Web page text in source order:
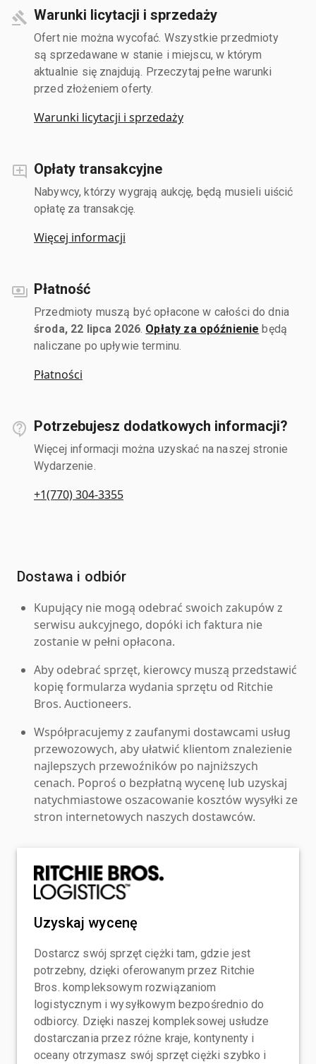
Warunki licytacji i sprzedaży
Ofert nie można wycofać. Wszystkie przedmioty
są sprzedawane w stanie i miejscu, w którym
aktualnie się znajdują. Przeczytaj pełne warunki
przed złożeniem oferty.
Warunki licytacji i sprzedaży
Opłaty transakcyjne
Nabywcy, którzy wygrają aukcję, będą musieli uiścić
opłatę za transakcję.
Więcej informacji
Płatność
Przedmioty muszą być opłacone w całości do dnia
środa, 22 lipca 2026 Opłaty za opóźnienie będą
naliczane po upływie terminu.
Płatności
Potrzebujesz dodatkowych informacji?
Więcej informacji można uzyskać na naszej stronie
Wydarzenie.
+1(770) 304-3355
Dostawa i odbiór
Kupujący nie mogą odebrać swoich zakupów z
serwisu aukcyjnego, dopóki ich faktura nie
zostanie w pełni opłacona.
Aby odebrać sprzęt, kierowcy muszą przedstawić
kopię formularza wydania sprzętu od Ritchie
Bros. Auctioneers.
Współpracujemy z zaufanymi dostawcami usług
przewozowych, aby ułatwić klientom znalezienie
najlepszych przewoźników po najniższych
cenach. Poproś o bezpłatną wycenę lub uzyskaj
natychmiastowe oszacowanie kosztów wysyłki ze
stron internetowych naszych dostawców.
Uzyskaj wycenę
Dostarcz swój sprzęt ciężki tam, gdzie jest
potrzebny, dzięki oferowanym przez Ritchie
Bros. kompleksowym rozwiązaniom
logistycznym i wysyłkowym bezpośrednio do
odbiorcy. Dzięki naszej kompleksowej usłudze
dostarczania przez różne kraje, kontynenty i
oceany otrzymasz swój sprzęt ciężki szybko i